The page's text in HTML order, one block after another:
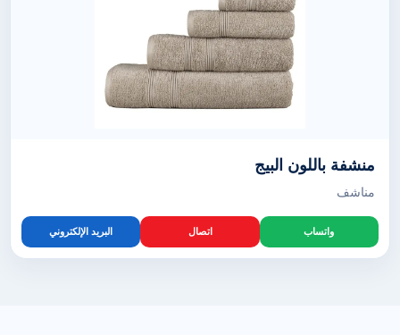
منشفة باللون البيج
مناشف
واتساب اتصال البريد الإلكتروني